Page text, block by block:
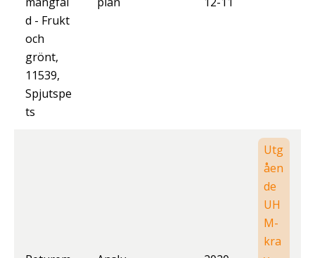
d - Frukt
och
grönt,
11539,
Spjutspe
ts
Utg
åen
de
UH
M-
kra